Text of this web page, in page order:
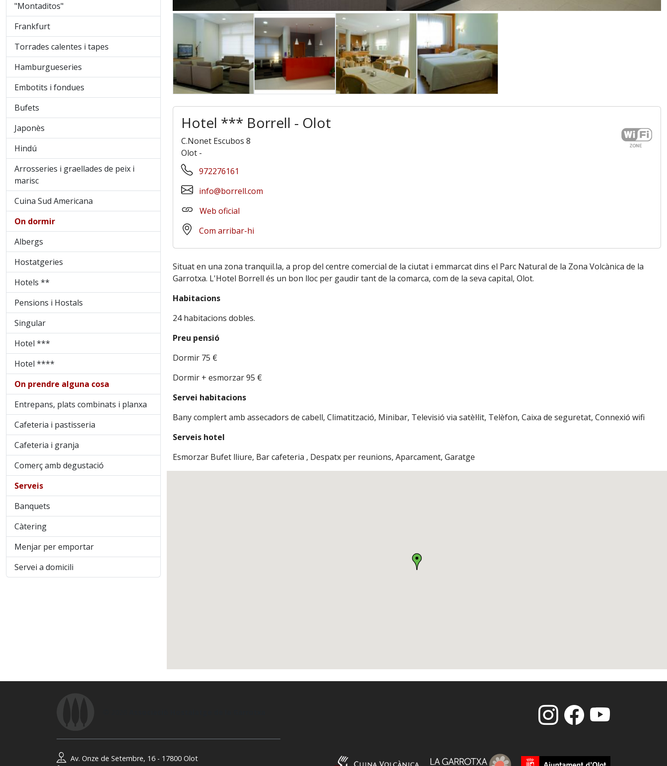
"Montaditos"
Frankfurt
Torrades calentes i tapes
Hamburgueseries
Embotits i fondues
Bufets
Japonès
Hindú
Arrosseries i graellades de peix i
marisc
Cuina Sud Americana
On dormir
Albergs
Hostatgeries
Hotels **
Pensions i Hostals
Singular
Hotel ***
Hotel ****
On prendre alguna cosa
Entrepans, plats combinats i planxa
Cafeteria i pastisseria
Cafeteria i granja
Comerç amb degustació
Serveis
Banquets
Càtering
Menjar per emportar
Servei a domicili
Hotel *** Borrell - Olot
C.Nonet Escubos 8
Olot -
972276161
info@borrell.com
Web oficial
Com arribar-hi
Situat en una zona tranquil.la, a prop del centre comercial de la ciutat i emmarcat dins el Parc Natural de la Zona Volcànica de la
Garrotxa. L'Hotel Borrell és un bon lloc per gaudir tant de la comarca, com de la seva capital, Olot.
Habitacions
24 habitacions dobles.
Preu pensió
Dormir 75 €
Dormir + esmorzar 95 €
Servei habitacions
Bany complert amb assecadors de cabell, Climatització, Minibar, Televisió via satèl·lit, Telèfon, Caixa de seguretat, Connexió wifi
Serveis hotel
Esmorzar Bufet lliure, Bar cafeteria , Despatx per reunions, Aparcament, Garatge
Av. Onze de Setembre, 16 - 17800 Olot